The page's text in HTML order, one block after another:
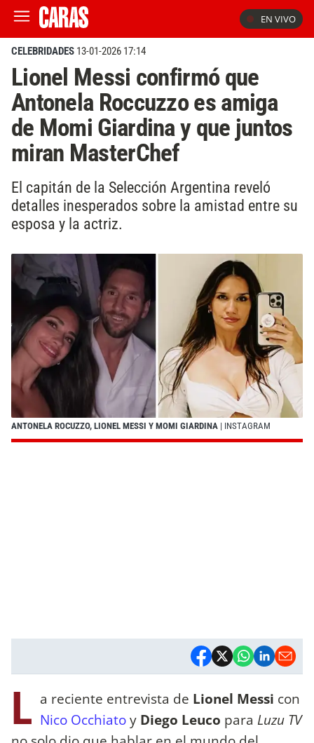
EN VIVO
CELEBRIDADES 13-01-2026 17:14
Lionel Messi confirmó que
Antonela Roccuzzo es amiga
de Momi Giardina y que juntos
miran MasterChef
El capitán de la Selección Argentina reveló
detalles inesperados sobre la amistad entre su
esposa y la actriz.
ANTONELA ROCUZZO, LIONEL MESSI Y MOMI GIARDINA | INSTAGRAM
L a reciente entrevista de Lionel Messi con
Nico Occhiatoy Diego Leuco para Luzu TV